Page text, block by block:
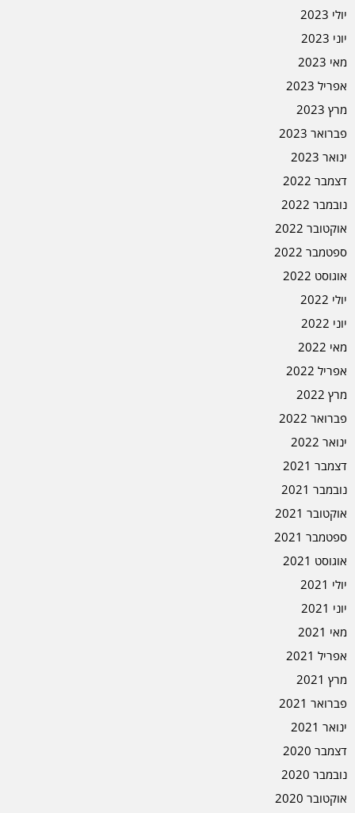
יולי 2023
יוני 2023
מאי 2023
אפריל 2023
מרץ 2023
פברואר 2023
ינואר 2023
דצמבר 2022
נובמבר 2022
אוקטובר 2022
ספטמבר 2022
אוגוסט 2022
יולי 2022
יוני 2022
מאי 2022
אפריל 2022
מרץ 2022
פברואר 2022
ינואר 2022
דצמבר 2021
נובמבר 2021
אוקטובר 2021
ספטמבר 2021
אוגוסט 2021
יולי 2021
יוני 2021
מאי 2021
אפריל 2021
מרץ 2021
פברואר 2021
ינואר 2021
דצמבר 2020
נובמבר 2020
אוקטובר 2020